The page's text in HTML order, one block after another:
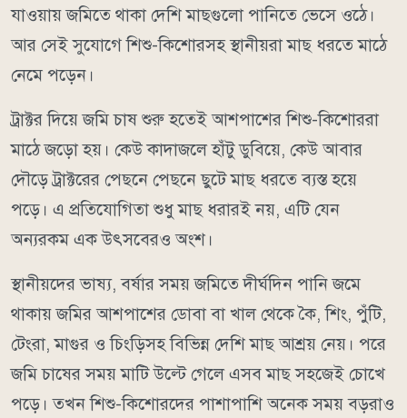
যাওয়ায় জমিতে থাকা দেশি মাছগুলো পানিতে ভেসে ওঠে।
আর সেই সুযোগে শিশু-কিশোরসহ স্থানীয়রা মাছ ধরতে মাঠে
নেমে পড়েন।
ট্রাক্টর দিয়ে জমি চাষ শুরু হতেই আশপাশের শিশু-কিশোররা
মাঠে জড়ো হয়। কেউ কাদাজলে হাঁটু ডুবিয়ে, কেউ আবার
দৌড়ে ট্রাক্টরের পেছনে পেছনে ছুটে মাছ ধরতে ব্যস্ত হয়ে
পড়ে। এ প্রতিযোগিতা শুধু মাছ ধরারই নয়, এটি যেন
অন্যরকম এক উৎসবেরও অংশ।
স্থানীয়দের ভাষ্য, বর্ষার সময় জমিতে দীর্ঘদিন পানি জমে
থাকায় জমির আশপাশের ডোবা বা খাল থেকে কৈ, শিং, পুঁটি,
টেংরা, মাগুর ও চিংড়িসহ বিভিন্ন দেশি মাছ আশ্রয় নেয়। পরে
জমি চাষের সময় মাটি উল্টে গেলে এসব মাছ সহজেই চোখে
পড়ে। তখন শিশু-কিশোরদের পাশাপাশি অনেক সময় বড়রাও